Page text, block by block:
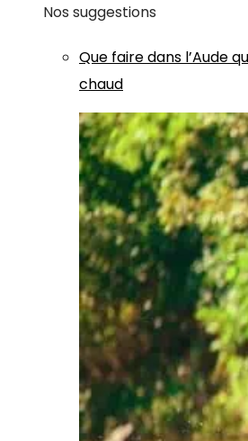
Nos suggestions
Que faire dans l’Aude
chaud